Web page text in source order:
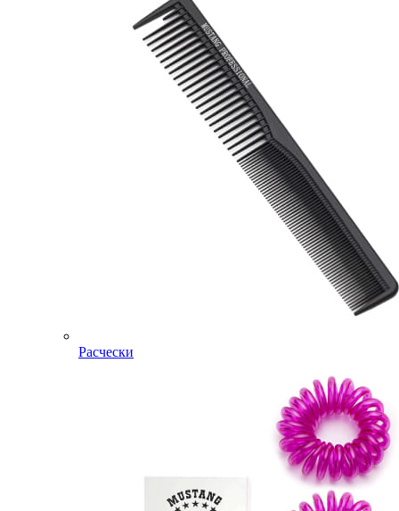
Расчески